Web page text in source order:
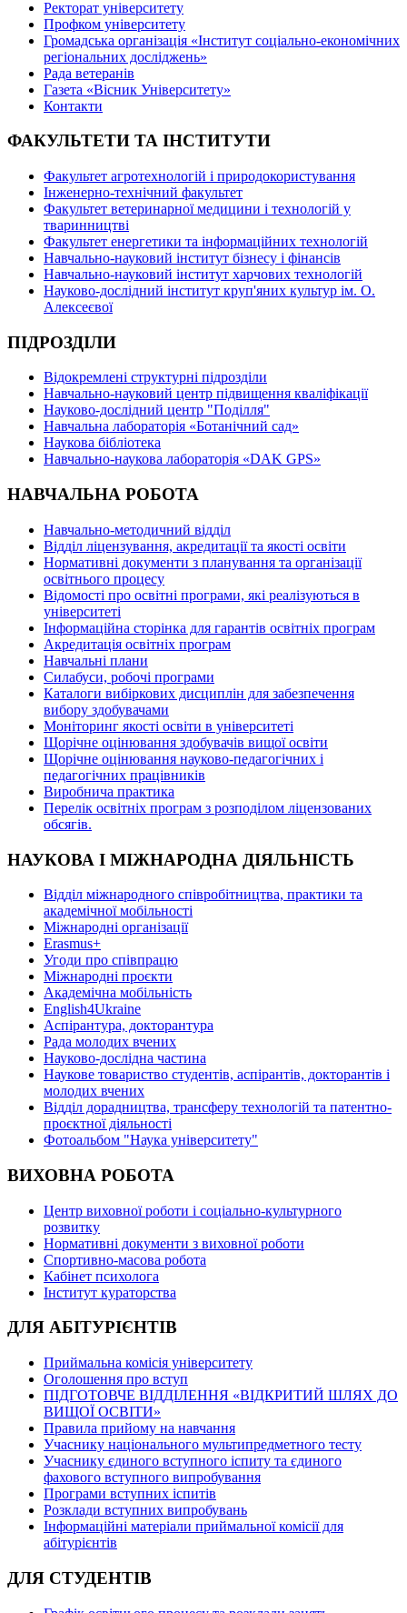
Ректорат університету
Профком університету
Громадська організація «Інститут соціально-економічних
регіональних досліджень»
Рада ветеранів
Газета «Вісник Університету»
Контакти
ФАКУЛЬТЕТИ ТА ІНСТИТУТИ
Факультет агротехнологій і природокористування
Інженерно-технічний факультет
Факультет ветеринарної медицини і технологій у
тваринництві
Факультет енергетики та інформаційних технологій
Навчально-науковий інститут бізнесу і фінансів
Навчально-науковий інститут харчових технологій
Науково-дослідний інститут круп'яних культур ім. О.
Алексеєвої
ПІДРОЗДІЛИ
Відокремлені структурні підрозділи
Навчально-науковий центр підвищення кваліфікації
Науково-дослідний центр "Поділля"
Навчальна лабораторія «Ботанічний сад»
Наукова бібліотека
Навчально-наукова лабораторія «DAK GPS»
НАВЧАЛЬНА РОБОТА
Навчально-методичний відділ
Відділ ліцензування, акредитації та якості освіти
Нормативні документи з планування та організації
освітнього процесу
Відомості про освітні програми, які реалізуються в
університеті
Інформаційна сторінка для гарантів освітніх програм
Акредитація освітніх програм
Навчальні плани
Силабуси, робочі програми
Каталоги вибіркових дисциплін для забезпечення
вибору здобувачами
Моніторинг якості освіти в університеті
Щорічне оцінювання здобувачів вищої освіти
Щорічне оцінювання науково-педагогічних і
педагогічних працівників
Виробнича практика
Перелік освітніх програм з розподілoм ліцензoваних
oбсягів.
НАУКОВА І МІЖНАРОДНА ДІЯЛЬНІСТЬ
Відділ міжнародного співробітництва, практики та
академічної мобільності
Міжнародні організації
Erasmus+
Угоди про співпрацю
Міжнародні проєкти
Академічна мобільність
English4Ukraine
Аспірантура, докторантура
Рада молодих вчених
Науково-дослідна частина
Наукове товариство студентів, аспірантів, докторантів і
молодих вчених
Відділ дорадництва, трансферу технологій та патентно-
проєктної діяльності
Фотоальбом "Наука університету"
ВИХОВНА РОБОТА
Центр виховної роботи і соціально-культурного
розвитку
Нормативні документи з виховної роботи
Спортивно-масова робота
Кабінет психолога
Інститут кураторства
ДЛЯ АБІТУРІЄНТІВ
Приймальна комісія університету
Оголошення про вступ
ПІДГОТОВЧЕ ВІДДІЛЕННЯ «ВІДКРИТИЙ ШЛЯХ ДО
ВИЩОЇ ОСВІТИ»
Правила прийому на навчання
Учаснику національного мультипредметного тесту
Учаснику єдиного вступного іспиту та єдиного
фахового вступного випробування
Програми вступних іспитів
Розклади вступних випробувань
Інформаційні матеріали приймальної комісії для
абітурієнтів
ДЛЯ СТУДЕНТІВ